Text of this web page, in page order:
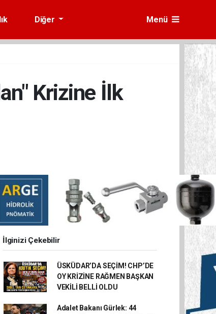
Diğer Menü
Krizine İlk
İlginizi Çekebilir
ÜSKÜDAR’DA SEÇİM! CHP’DE
OY KRİZİNE RAĞMEN BAŞKAN
VEKİLİ BELLİ OLDU
Adalet Bakanı Gürlek: 44